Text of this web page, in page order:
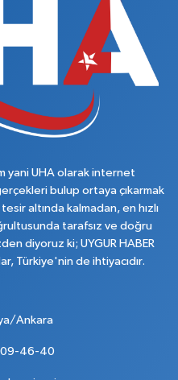
yani UHA olarak internet
bulup ortaya çıkarmak
altında kalmadan, en hızlı
tarafsız ve doğru
diyoruz ki; UYGUR HABER
Türkiye'nin de ihtiyacıdır.
Ankara
46-40